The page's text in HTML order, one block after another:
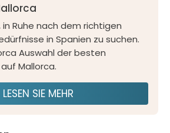
in Ruhe nach dem richtigen
in Spanien zu suchen.
Auswahl der besten
Mallorca.
LESEN SIE MEHR